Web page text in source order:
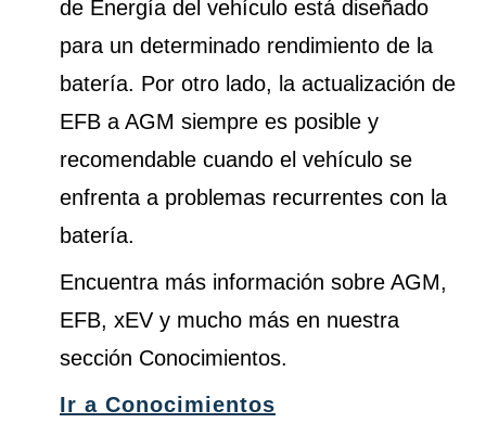
de Energía del vehículo está diseñado
para un determinado rendimiento de la
batería. Por otro lado, la actualización de
EFB a AGM siempre es posible y
recomendable cuando el vehículo se
enfrenta a problemas recurrentes con la
batería.
Encuentra más información sobre AGM,
EFB, xEV y mucho más en nuestra
sección Conocimientos.
Ir a Conocimientos